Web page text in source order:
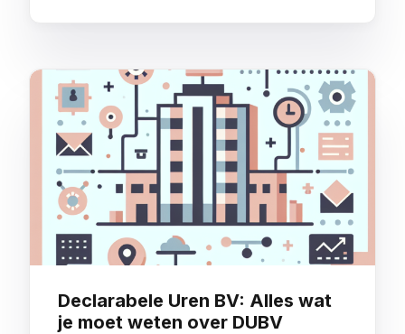
Declarabele Uren BV: Alles wat
je moet weten over DUBV